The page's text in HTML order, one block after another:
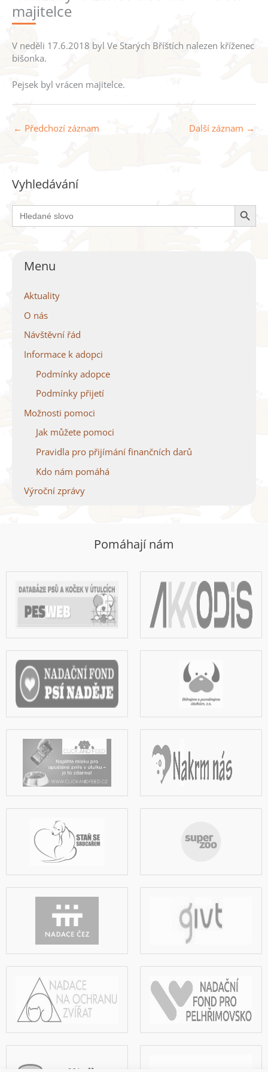
majitelce
V neděli 17.6.2018 byl Ve Starých Bříštích nalezen kříženec
bišonka.
Pejsek byl vrácen majitelce.
← Předchozí záznam Další záznam →
Vyhledávání
Search
for:
Search Button
Menu
Aktuality
O nás
Návštěvní řád
Informace k adopci
Podmínky adopce
Podmínky přijetí
Možnosti pomoci
Jak můžete pomoci
Pravidla pro přijímání finančních darů
Kdo nám pomáhá
Výroční zprávy
Pomáhají nám